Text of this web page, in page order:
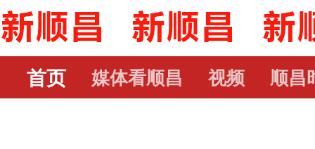
首页 媒体看顺昌 视频 顺昌